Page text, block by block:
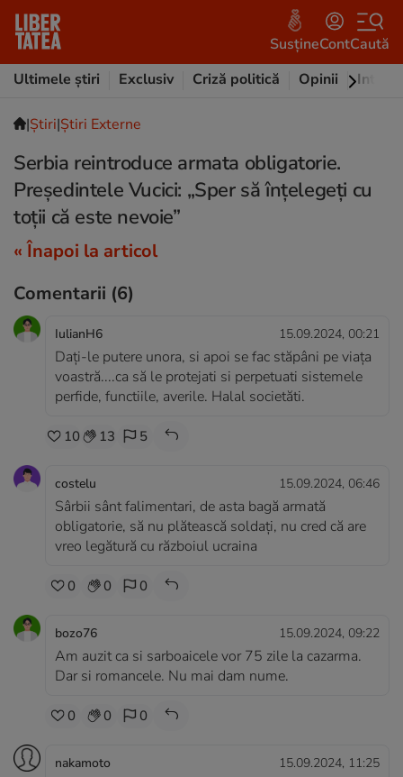
SusțineContCaută
Ultimele știri
Exclusiv Criză politică Opinii
|Ştiri|Știri Externe
Serbia reintroduce armata obligatorie.
Președintele Vucici: „Sper să înţelegeţi cu
toţii că este nevoie”
« Înapoi la articol
Comentarii (6)
IulianH6 15.09.2024, 00:21
Dați-le putere unora, si apoi se fac stăpâni pe viața
voastră....ca să le protejati si perpetuati sistemele
perfide, functiile, averile. Halal societăti.
10 13 5
costelu 15.09.2024, 06:46
Sârbii sânt falimentari, de asta bagă armată
obligatorie, să nu plătească soldați, nu cred că are
vreo legătură cu războiul ucraina
0 0 0
bozo76 15.09.2024, 09:22
Am auzit ca si sarboaicele vor 75 zile la cazarma.
Dar si romancele. Nu mai dam nume.
0 0 0
nakamoto 15.09.2024, 11:25